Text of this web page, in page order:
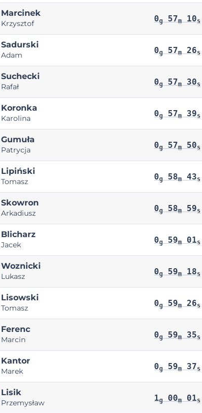
Marcinek
Krzysztof 0g 57m 10s
Sadurski
Adam 0g 57m 26s
Suchecki
Rafał 0g 57m 30s
Koronka
Karolina 0g 57m 39s
Gumuła
Patrycja 0g 57m 50s
Lipiński
Tomasz 0g 58m 43s
Skowron
Arkadiusz 0g 58m 59s
Blicharz
Jacek 0g 59m 01s
Woznicki
Lukasz 0g 59m 18s
Lisowski
Tomasz 0g 59m 26s
Ferenc
Marcin 0g 59m 35s
Kantor
Marek 0g 59m 37s
Lisik
Przemysław 1g 00m 01s